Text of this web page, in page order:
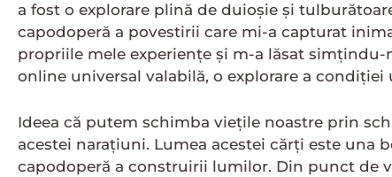
a fost o explorare plină de duioșie și
capodoperă a povestirii care mi-a capturat
propriile mele experiențe și m-a lăsat
online universal valabilă, o explorare a
Ideea că putem schimba viețile noastre prin
acestei narațiuni. Lumea acestei cărți este una
capodoperă a construirii lumilor. Din punct de